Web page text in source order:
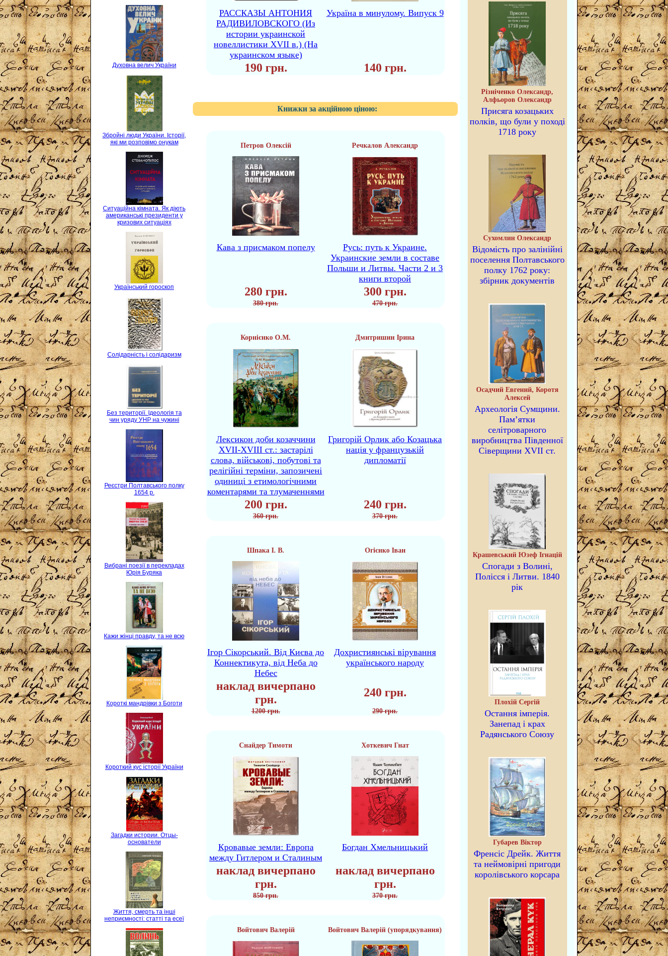
Духовна велич України
Збройні люди України. Історії,
які ми розповімо онукам
Ситуаційна кімната. Як діють
американські президенти у
кризових ситуаціях
Український гороскоп
Солідарність і солідаризм
Без території. Ідеологія та
чин уряду УНР на чужині
Реєстри Полтавського полку
1654 р.
Вибрані поезії в перекладах
Юрія Буряка
Кажи жінці правду, та не всю
Короткі мандрівки з Боготи
Короткий кус історії України
Загадки истории. Отцы-
основатели
Життя, смерть та інші
неприємності: статті та есеї
РАССКАЗЫ АНТОНИЯ
РАДИВИЛОВСКОГО (Из
истории украинской
новеллистики XVII в.) (На
украинском языке)
Україна в минулому. Випуск 9
190 грн. 140 грн.
Книжки за акційною ціною:
Петров Олексій Речкалов Александр
Кава з присмаком попелу
Русь: путь к Украине.
Украинские земли в составе
Польши и Литвы. Части 2 и 3
книги второй
280 грн. 300 грн.
380 грн. 470 грн.
Корнієнко О.М. Дмитришин Ірина
Лексикон доби козаччини
XVII-XVIII ст.: застарілі
слова, військові, побутові та
релігійні терміни, запозичені
одиниці з етимологічними
коментарями та тлумаченнями
Григорій Орлик або Козацька
нація у французькій
дипломатії
200 грн. 240 грн.
360 грн. 370 грн.
Шпака І. В. Огієнко Іван
Ігор Сікорський. Від Києва до
Коннектикута, від Неба до
Небес
Дохристиянські вірування
українського народу
наклад вичерпано
грн.
240 грн.
1200 грн. 290 грн.
Снайдер Тимоти Хоткевич Гнат
Кровавые земли: Европа
между Гитлером и Сталиным
Богдан Хмельницький
наклад вичерпано
грн.
наклад вичерпано
грн.
850 грн. 370 грн.
Войтович Валерій Войтович Валерій (упорядкування)
Різніченко Олександр,
Алфьоров Олександр
Присяга козацьких
полків, що були у поході
1718 року
Сухомлин Олександр
Відомість про залінійні
поселення Полтавського
полку 1762 року:
збірник документів
Осадчий Евгений, Коротя
Алексей
Археологія Сумщини.
Пам’ятки
селітроварного
виробництва Південної
Сіверщини XVII ст.
Крашевський Юзеф Ігнацій
Спогади з Волині,
Полісся і Литви. 1840
рік
Плохій Сергій
Остання імперія.
Занепад і крах
Радянського Союзу
Губарев Віктор
Френсіс Дрейк. Життя
та неймовірні пригоди
королівського корсара